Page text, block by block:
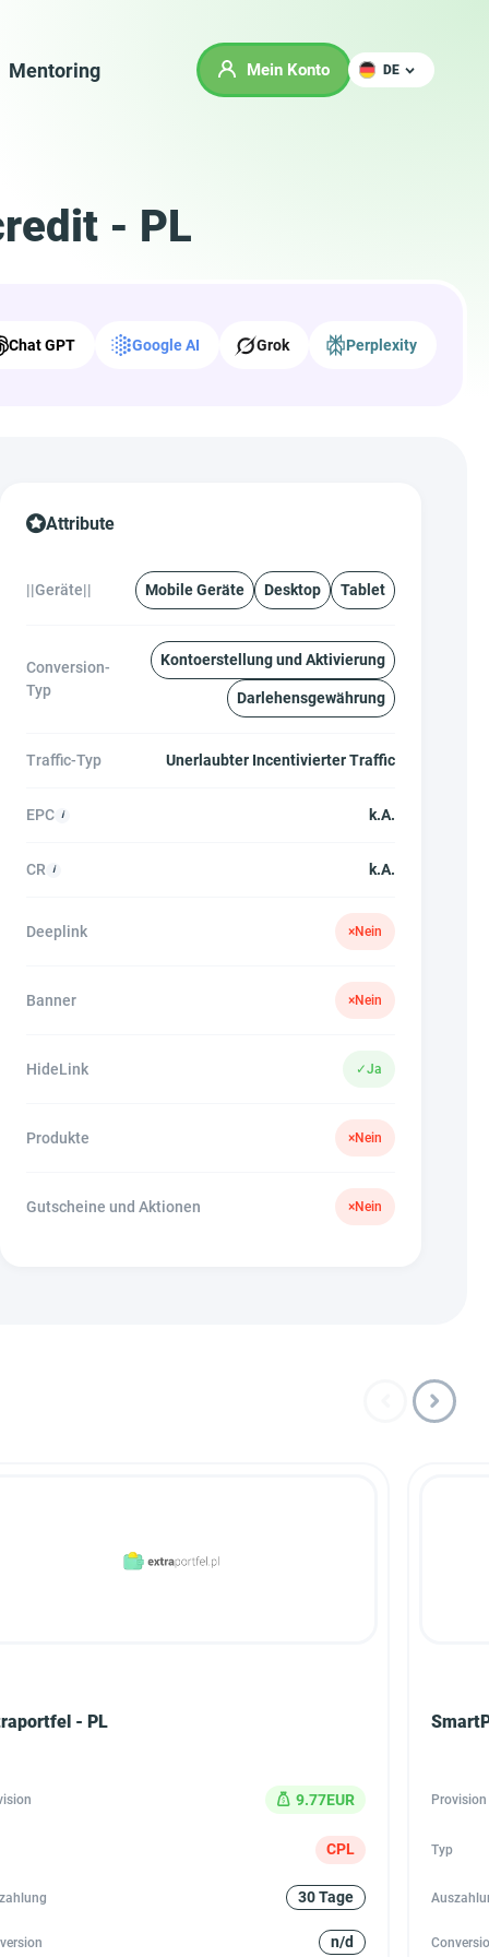
Mentoring Mein Konto DE
- PL
Chat GPT Google AI Grok Perplexity
Attribute
||Geräte|| Mobile Geräte Desktop Tablet
Conversion-
Typ
Kontoerstellung und Aktivierung
Darlehensgewährung
Traffic-Typ Unerlaubter Incentivierter Traffic
EPC k.A.
CR k.A.
Deeplink ×Nein
Banner ×Nein
HideLink ✓Ja
Produkte ×Nein
Gutscheine und Aktionen ×Nein
- PL
9.77EUR
CPL
30 Tage
n/d
Provision
Typ